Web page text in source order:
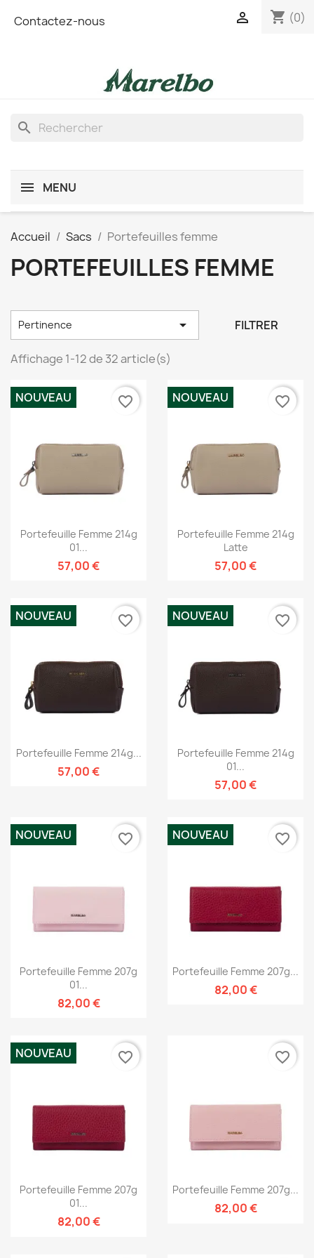
Contactez-nous shopping_cart (0)

search
MENU
Accueil Sacs Portefeuilles femme
PORTEFEUILLES FEMME
Pertinence  FILTRER
Affichage 1-12 de 32 article(s)
Portefeuille Femme 214g
01...
57,00 €
NOUVEAU favorite_border
Portefeuille Femme 214g
Latte
57,00 €
NOUVEAU favorite_border
Portefeuille Femme 214g...
57,00 €
NOUVEAU favorite_border
Portefeuille Femme 214g
01...
57,00 €
NOUVEAU favorite_border
Portefeuille Femme 207g
01...
82,00 €
NOUVEAU favorite_border
Portefeuille Femme 207g...
82,00 €
NOUVEAU favorite_border
Portefeuille Femme 207g
01...
82,00 €
NOUVEAU favorite_border
Portefeuille Femme 207g...
82,00 €
favorite_border